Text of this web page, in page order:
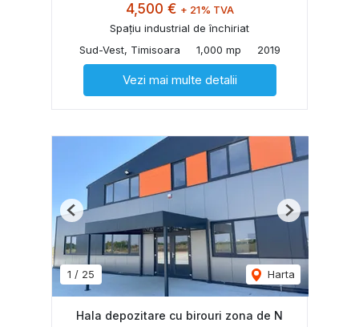
4,500 € + 21% TVA
Spațiu industrial de închiriat
Sud-Vest, Timisoara
1,000 mp 2019
Vezi mai multe detalii
1 / 25 Harta
Previous Next
Hala depozitare cu birouri zona de N